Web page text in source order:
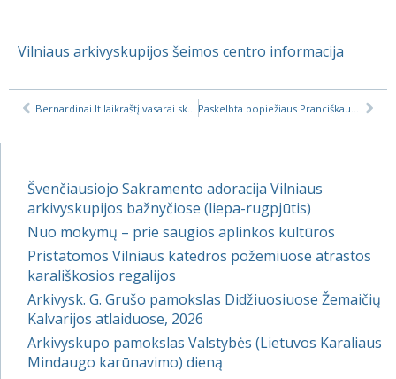
Vilniaus arkivyskupijos šeimos centro informacija
Švenčiausiojo Sakramento adoracija Vilniaus
arkivyskupijos bažnyčiose (liepa-rugpjūtis)
Nuo mokymų – prie saugios aplinkos kultūros
Pristatomos Vilniaus katedros požemiuose atrastos
karališkosios regalijos
Arkivysk. G. Grušo pamokslas Didžiuosiuose Žemaičių
Kalvarijos atlaiduose, 2026
Arkivyskupo pamokslas Valstybės (Lietuvos Karaliaus
Mindaugo karūnavimo) dieną